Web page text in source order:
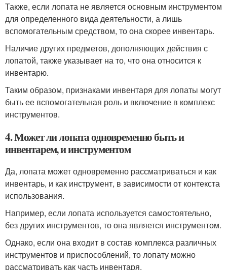
Также, если лопата не является основным инструментом
для определенного вида деятельности, а лишь
вспомогательным средством, то она скорее инвентарь.
Наличие других предметов, дополняющих действия с
лопатой, также указывает на то, что она относится к
инвентарю.
Таким образом, признаками инвентаря для лопаты могут
быть ее вспомогательная роль и включение в комплекс
инструментов.
4. Может ли лопата одновременно быть и
инвентарем, и инструментом
Да, лопата может одновременно рассматриваться и как
инвентарь, и как инструмент, в зависимости от контекста
использования.
Например, если лопата используется самостоятельно,
без других инструментов, то она является инструментом.
Однако, если она входит в состав комплекса различных
инструментов и приспособлений, то лопату можно
рассматривать как часть инвентаря.